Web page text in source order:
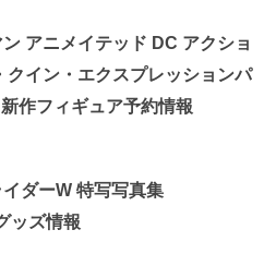
アニメイテッド DC アクショ
クイン・エクスプレッションパ
作フィギュア予約情報
ダーW 特写写真集
ッズ情報